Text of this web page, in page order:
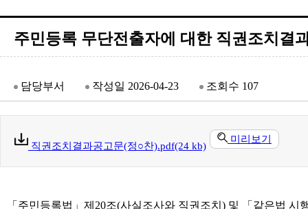
주민등록 무단전출자에 대한 직권조치결
담당부서 작성일 2026-04-23 조회수 107
직권조치결과공고문(정○찬).pdf(24 kb)
미리보기
「주민등록법」제20조(사실조사와 직권조치) 및 「같은법